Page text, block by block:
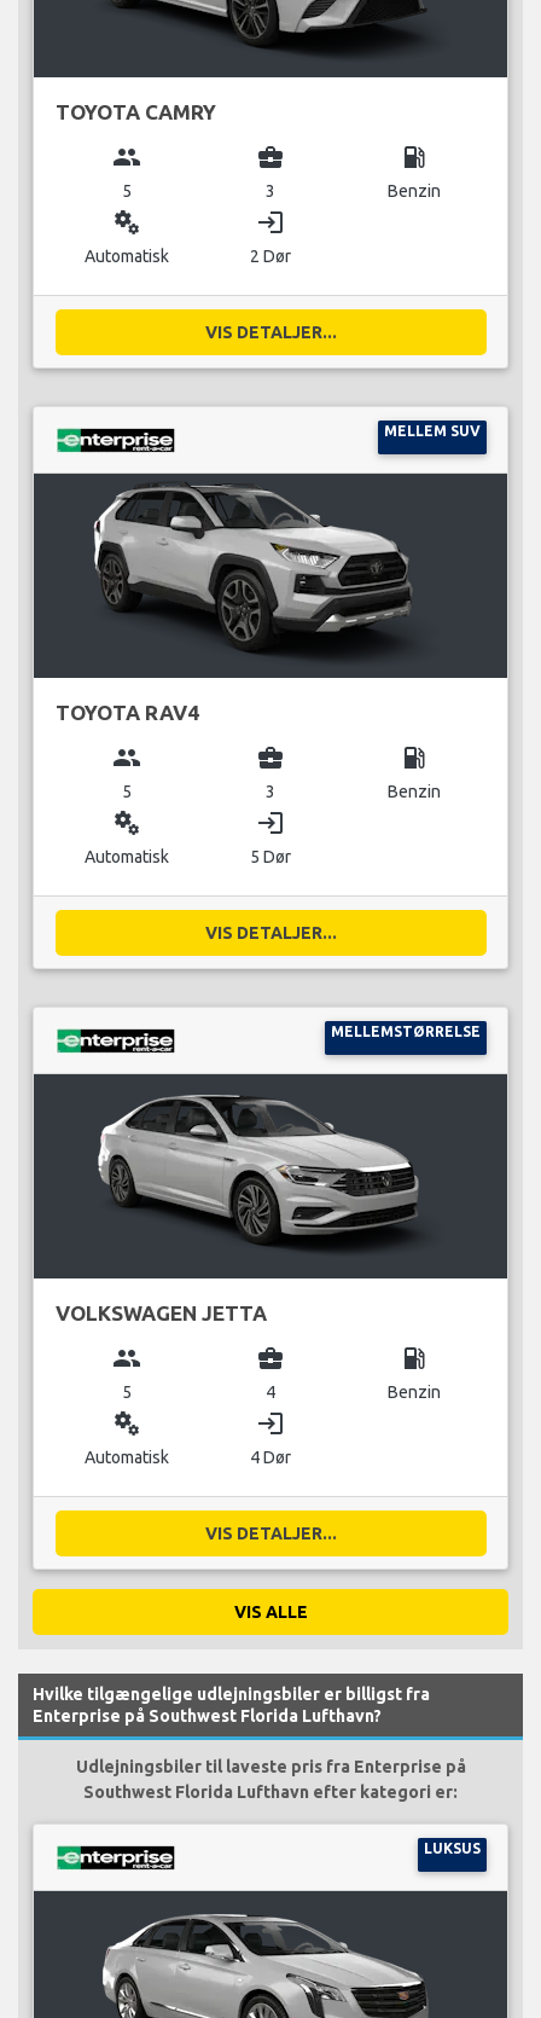
TOYOTA CAMRY
group
5
business_center
3
local_gas_station
Benzin
miscellaneous_services
Automatisk
login
2 Dør
VIS DETALJER...
MELLEM SUV
TOYOTA RAV4
group
5
business_center
3
local_gas_station
Benzin
miscellaneous_services
Automatisk
login
5 Dør
VIS DETALJER...
MELLEMSTØRRELSE
VOLKSWAGEN JETTA
group
5
business_center
4
local_gas_station
Benzin
miscellaneous_services
Automatisk
login
4 Dør
VIS DETALJER...
VIS ALLE
Hvilke tilgængelige udlejningsbiler er billigst fra
Enterprise på Southwest Florida Lufthavn?
Udlejningsbiler til laveste pris fra Enterprise på
Southwest Florida Lufthavn efter kategori er:
LUKSUS